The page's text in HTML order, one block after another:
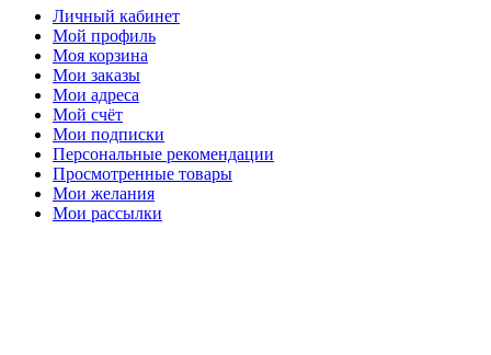
Личный кабинет
Мой профиль
Моя корзина
Мои заказы
Мои адреса
Мой счёт
Мои подписки
Персональные рекомендации
Просмотренные товары
Мои желания
Мои рассылки